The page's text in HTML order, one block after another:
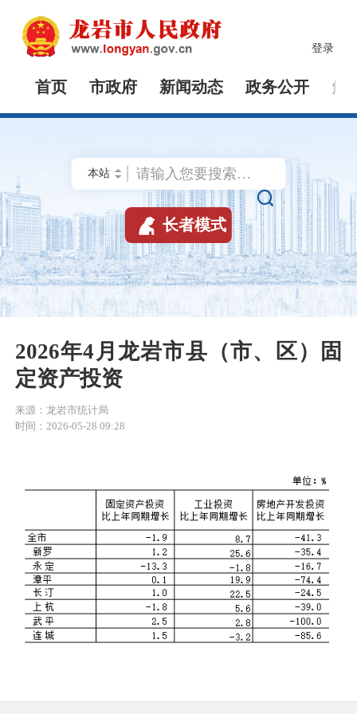
登录
首页 市政府 新闻动态 政务公开 解

 长者模式
2026年4月龙岩市县（市、区）固
定资产投资
来源：龙岩市统计局
时间：2026-05-28 09:28